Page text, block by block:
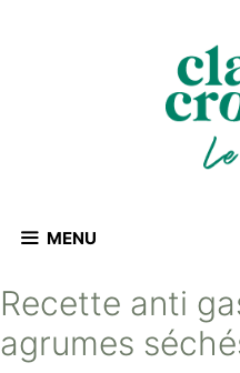
MENU
Recette anti
agrumes